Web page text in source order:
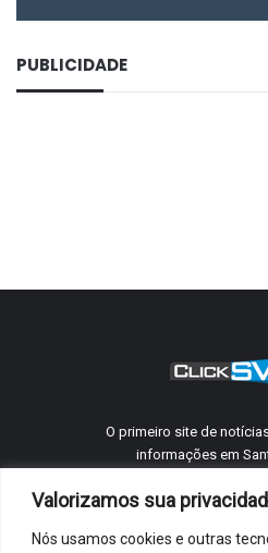
Valorizamos sua
Nós usamos cookies e outras
PUBLICIDADE
O primeiro site de
informações em
©ClickSV2005 - 2026 Todos